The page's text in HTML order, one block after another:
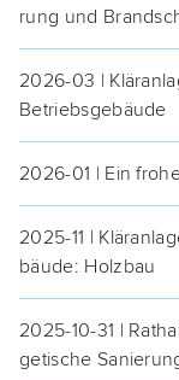
rung und
2026-03 |
Betriebsgebäude
2026-01 | Ein
2025-11 |
bäu­de: Holzbau
2025-10-31 |
ge­ti­sche